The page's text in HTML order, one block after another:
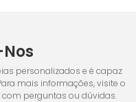
personalizados e é capaz
mais informações, visite o
perguntas ou dúvidas.